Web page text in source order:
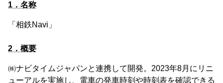
1．名称
「相鉄Navi」
2．概要
㈱ナビタイムジャパンと連携して開発。2023年8月にリニ
ューアルを実施し、電車の発車時刻や時刻表を確認できる